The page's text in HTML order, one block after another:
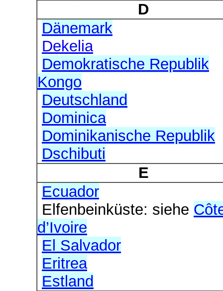
D
Dänemark
Dekelia
Demokratische Republik
Kongo
Deutschland
Dominica
Dominikanische Republik
Dschibuti
E
Ecuador
Elfenbeinküste: siehe
d’Ivoire
El Salvador
Eritrea
Estland